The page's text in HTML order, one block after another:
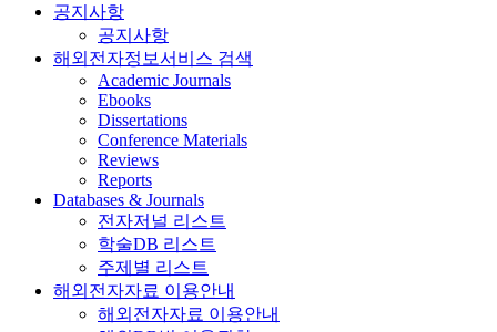
공지사항
공지사항
해외전자정보서비스 검색
Academic Journals
Ebooks
Dissertations
Conference Materials
Reviews
Reports
Databases & Journals
전자저널 리스트
학술DB 리스트
주제별 리스트
해외전자자료 이용안내
해외전자자료 이용안내